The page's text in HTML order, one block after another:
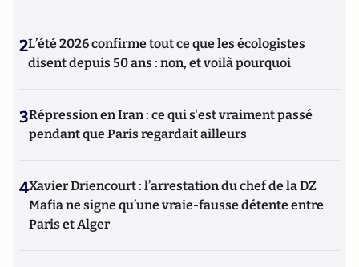
2L’été 2026 confirme tout ce que les écologistes
disent depuis 50 ans : non, et voilà pourquoi
3Répression en Iran : ce qui s'est vraiment passé
pendant que Paris regardait ailleurs
4Xavier Driencourt : l’arrestation du chef de la DZ
Mafia ne signe qu’une vraie-fausse détente entre
Paris et Alger